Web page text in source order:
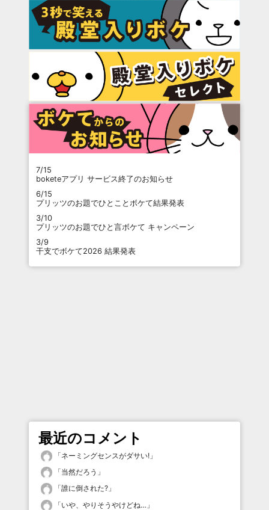
7/15
boketeアプリ サービス終了のお知らせ
6/15
プリッツのお題でひとことボケて結果発表
3/10
プリッツのお題でひと言ボケて キャンペーン
3/9
干支でボケて2026 結果発表
最近のコメント
「ネーミングセンスがダサい! 」
「当然だろう 」
「誰に倒された? 」
「いや、やりそうやけどね… 」